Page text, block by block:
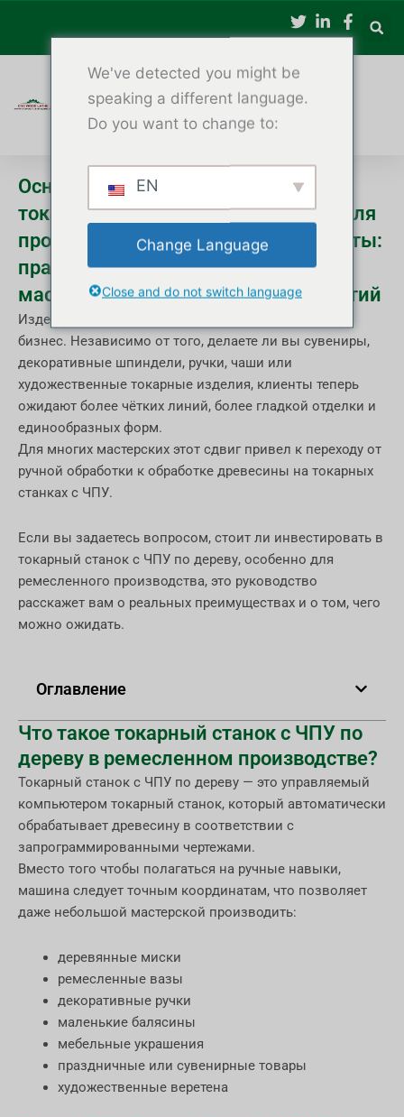
содержимому
Основные причины использовать
токарный станок по дереву с ЧПУ для
производства изделий ручной работы:
практическое руководство для
мастерских и небольших предприятий
Изделия из дерева — удивительно конкурентный
бизнес. Независимо от того, делаете ли вы сувениры,
декоративные шпиндели, ручки, чаши или
художественные токарные изделия, клиенты теперь
ожидают более чётких линий, более гладкой отделки и
единообразных форм.
Для многих мастерских этот сдвиг привел к переходу от
ручной обработки к обработке древесины на токарных
станках с ЧПУ.
Если вы задаетесь вопросом, стоит ли инвестировать в
токарный станок с ЧПУ по дереву, особенно для
ремесленного производства, это руководство
расскажет вам о реальных преимуществах и о том, чего
можно ожидать.
Оглавление
Что такое токарный станок с ЧПУ по
дереву в ремесленном производстве?
Токарный станок с ЧПУ по дереву — это управляемый
компьютером токарный станок, который автоматически
обрабатывает древесину в соответствии с
запрограммированными чертежами.
Вместо того чтобы полагаться на ручные навыки,
машина следует точным координатам, что позволяет
даже небольшой мастерской производить:
деревянные миски
ремесленные вазы
декоративные ручки
маленькие балясины
мебельные украшения
праздничные или сувенирные товары
художественные веретена
We've detected you might be
speaking a different language.
Do you want to change to:
EN
Change Language
Close and do not switch language